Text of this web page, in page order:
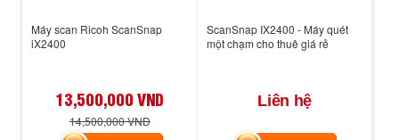
Máy scan Ricoh ScanSnap
iX2400
13,500,000 VND
14,500,000 VND
ScanSnap IX2400 - Máy quét
một chạm cho thuê giá rẻ
Liên hệ